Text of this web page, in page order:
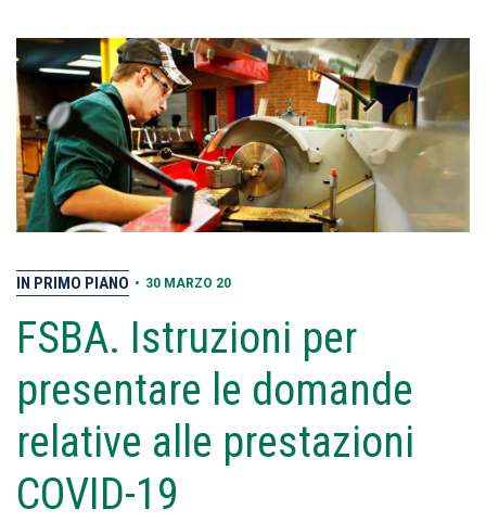
IN PRIMO PIANO • 30 MARZO 20
FSBA. Istruzioni per
presentare le domande
relative alle prestazioni
COVID-19